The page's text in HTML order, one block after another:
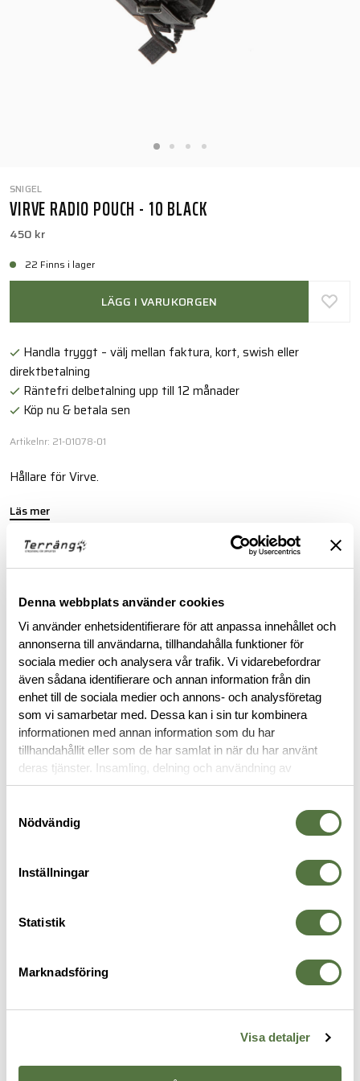
Denna webbplats använder cookies
Vi använder enhetsidentifierare för att anpassa innehållet och
annonserna till användarna, tillhandahålla funktioner för
sociala medier och analysera vår trafik. Vi vidarebefordrar
även sådana identifierare och annan information från din
enhet till de sociala medier och annons- och analysföretag
som vi samarbetar med. Dessa kan i sin tur kombinera
informationen med annan information som du har
tillhandahållit eller som de har samlat in när du har använt
deras tjänster. Insamling, delning och användning av
personuppgifter kan användas för personalisering av
Nödvändig
Inställningar
Statistik
Marknadsföring
Visa detaljer
SNIGEL
VIRVE RADIO POUCH - 10 BLACK
450 kr
22 Finns i lager
LÄGG I VARUKORGEN
Handla tryggt – välj mellan faktura, kort, swish eller
direktbetalning
Räntefri delbetalning upp till 12 månader
Köp nu & betala sen
Artikelnr: 21-01078-01
Hållare för Virve.
Läs mer
RECENSIONER
OM VARUMÄRKET
FICKOR & HÅLLARE
IFAK Pouch Dual Black
Helium Whisper Boo Boo Kit,